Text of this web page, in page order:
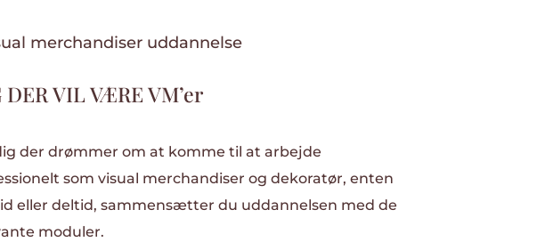
DER VIL VÆRE VM’er
der drømmer om at komme til at arbejde
som visual merchandiser og dekoratør, enten
eller deltid, sammensætter du uddannelsen med de
moduler.